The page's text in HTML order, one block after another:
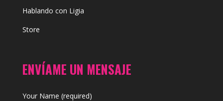
Hablando con Ligia
Store
ENVÍAME UN MENSAJE
Your Name (required)